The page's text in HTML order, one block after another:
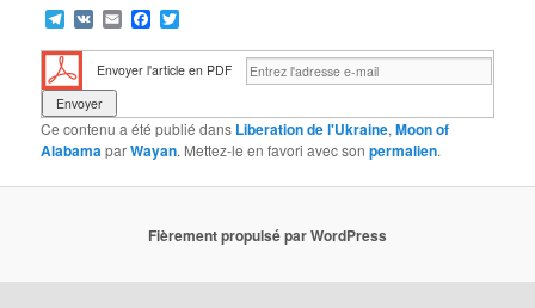
Telegram
VK EmailFacebook
Envoyer l'article en PDF
Ce contenu a été publié dans Liberation de l'Ukraine,Moon of
AlabamaparWayan. Mettez-le en favori avec sonpermalien.
Fièrement propulsé par WordPress